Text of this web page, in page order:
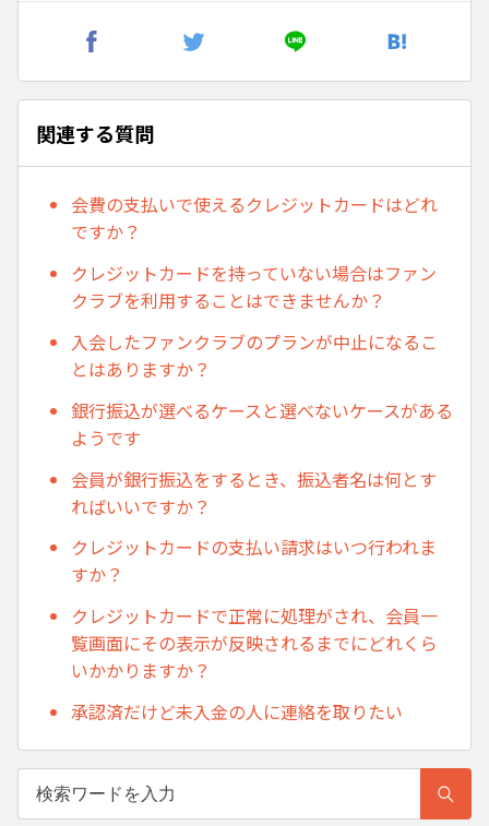
関連する質問
会費の支払いで使えるクレジットカードはどれ
ですか？
クレジットカードを持っていない場合はファン
クラブを利用することはできませんか？
入会したファンクラブのプランが中止になるこ
とはありますか？
銀行振込が選べるケースと選べないケースがある
ようです
会員が銀行振込をするとき、振込者名は何とす
ればいいですか？
クレジットカードの支払い請求はいつ行われま
すか？
クレジットカードで正常に処理がされ、会員一
覧画面にその表示が反映されるまでにどれくら
いかかりますか？
承認済だけど未入金の人に連絡を取りたい